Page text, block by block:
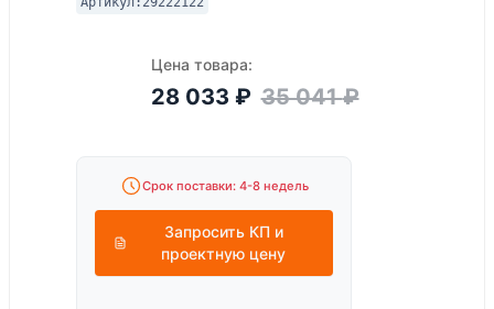
Цена товара:
28 033 ₽ 35 041₽
Срок поставки: 4-8 недель
Запросить КП и
проектную цену